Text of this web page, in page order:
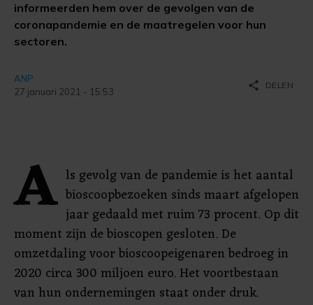
informeerden hem over de gevolgen van de
coronapandemie en de maatregelen voor hun
sectoren.
ANP
27 januari 2021 - 15:53
share DELEN
A ls gevolg van de pandemie is het aantal
bioscoopbezoeken sinds maart afgelopen
jaar gedaald met ruim 73 procent. Op dit
moment zijn de bioscopen gesloten. De
omzetdaling voor bioscoopeigenaren bedroeg in
2020 circa 300 miljoen euro. Het voortbestaan
van hun ondernemingen staat onder druk.